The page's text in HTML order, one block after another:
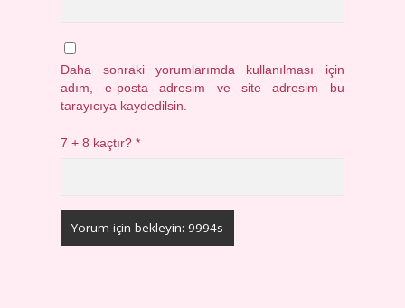
Daha sonraki yorumlarımda kullanılması için
adım, e-posta adresim ve site adresim bu
tarayıcıya kaydedilsin.
7 + 8 kaçtır?*